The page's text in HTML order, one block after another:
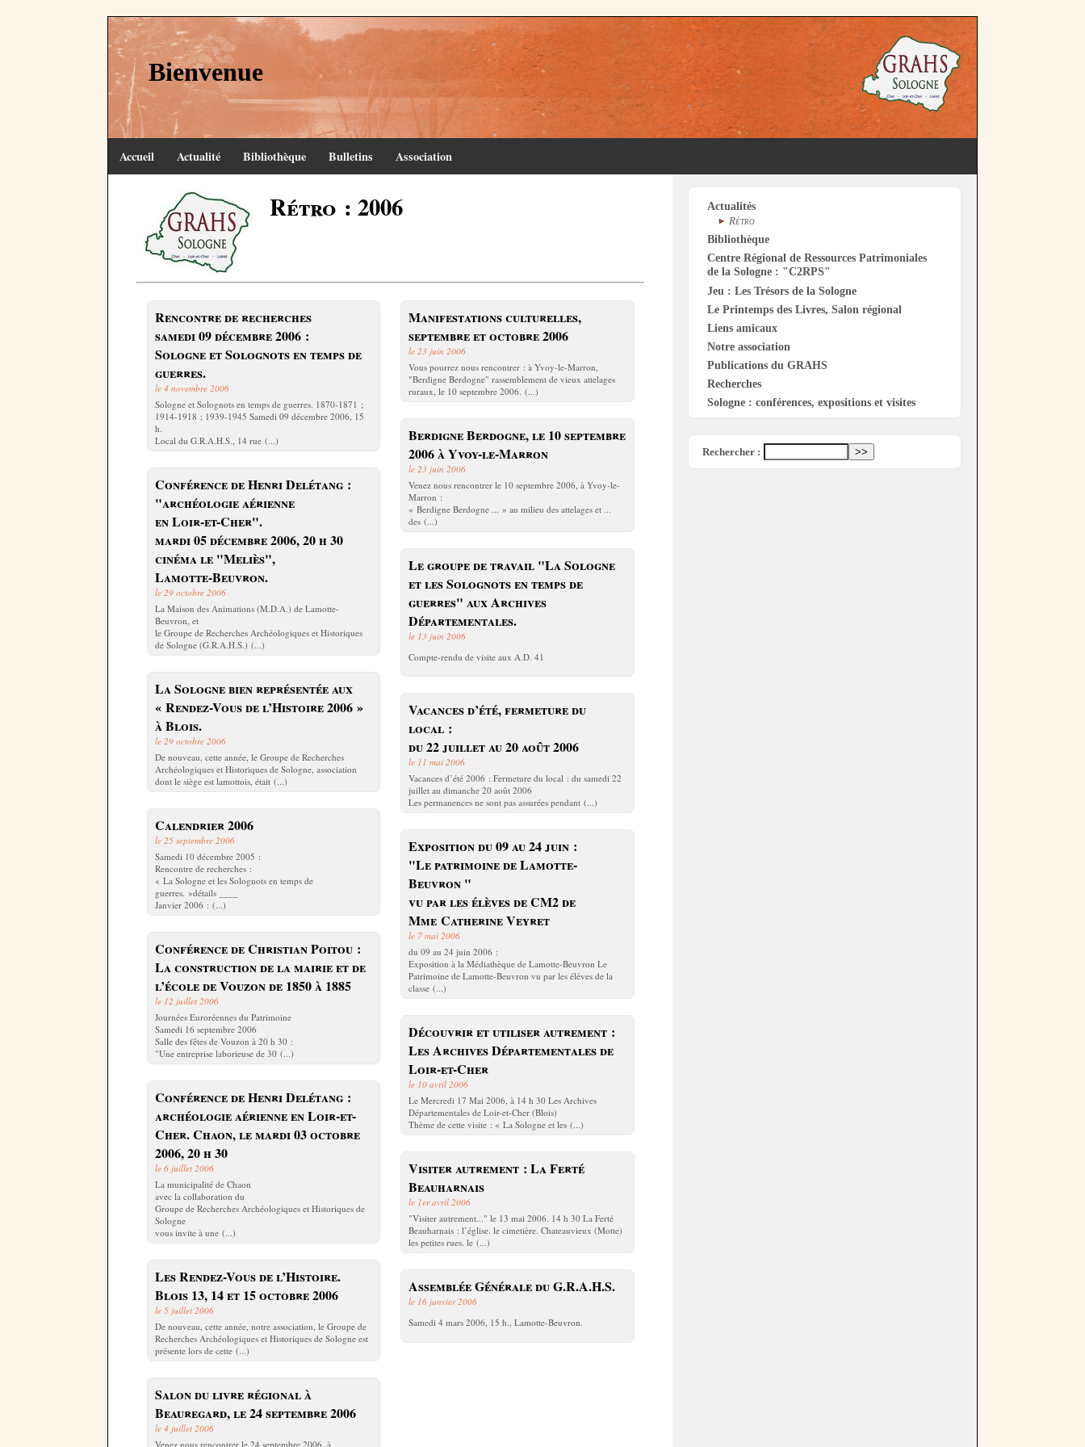
Bienvenue
Accueil Actualité Bibliothèque Bulletins Association
Rétro : 2006
Rencontre de recherches
samedi 09 décembre 2006 :
Sologne et Solognots en temps de
guerres.
le 4 novembre 2006
Sologne et Solognots en temps de guerres. 1870-1871 ;
1914-1918 ; 1939-1945 Samedi 09 décembre 2006, 15
h.
Local du G.R.A.H.S., 14 rue (...)
Conférence de Henri Delétang :
"archéologie aérienne
en Loir-et-Cher".
mardi 05 décembre 2006, 20 h 30
cinéma le "Meliès",
Lamotte-Beuvron.
le 29 octobre 2006
La Maison des Animations (M.D.A.) de Lamotte-
Beuvron, et
le Groupe de Recherches Archéologiques et Historiques
de Sologne (G.R.A.H.S.) (...)
La Sologne bien représentée aux
« Rendez-Vous de l’Histoire 2006 »
à Blois.
le 29 octobre 2006
De nouveau, cette année, le Groupe de Recherches
Archéologiques et Historiques de Sologne, association
dont le siège est lamottois, était (...)
Calendrier 2006
le 25 septembre 2006
Samedi 10 décembre 2005 :
Rencontre de recherches :
« La Sologne et les Solognots en temps de
guerres. »détails ____
Janvier 2006 : (...)
Conférence de Christian Poitou :
La construction de la mairie et de
l’école de Vouzon de 1850 à 1885
le 12 juillet 2006
Journées Euroréennes du Patrimoine
Samedi 16 septembre 2006
Salle des fêtes de Vouzon à 20 h 30 :
"Une entreprise laborieuse de 30 (...)
Conférence de Henri Delétang :
archéologie aérienne en Loir-et-
Cher. Chaon, le mardi 03 octobre
2006, 20 h 30
le 6 juillet 2006
La municipalité de Chaon
avec la collaboration du
Groupe de Recherches Archéologiques et Historiques de
Sologne
vous invite à une (...)
Les Rendez-Vous de l’Histoire.
Blois 13, 14 et 15 octobre 2006
le 5 juillet 2006
De nouveau, cette année, notre association, le Groupe de
Recherches Archéologiques et Historiques de Sologne est
présente lors de cette (...)
Salon du livre régional à
Beauregard, le 24 septembre 2006
le 4 juillet 2006
Venez nous rencontrer le 24 septembre 2006, à
Manifestations culturelles,
septembre et octobre 2006
le 23 juin 2006
Vous pourrez nous rencontrer : à Yvoy-le-Marron,
"Berdigne Berdogne" rassemblement de vieux attelages
ruraux, le 10 septembre 2006. (...)
Berdigne Berdogne, le 10 septembre
2006 à Yvoy-le-Marron
le 23 juin 2006
Venez nous rencontrer le 10 septembre 2006, à Yvoy-le-
Marron :
« Berdigne Berdogne ... » au milieu des attelages et ...
des (...)
Le groupe de travail "La Sologne
et les Solognots en temps de
guerres" aux Archives
Départementales.
le 13 juin 2006
Compte-rendu de visite aux A.D. 41
Vacances d’été, fermeture du
local :
du 22 juillet au 20 août 2006
le 11 mai 2006
Vacances d’été 2006 : Fermeture du local : du samedi 22
juillet au dimanche 20 août 2006
Les permanences ne sont pas assurées pendant (...)
Exposition du 09 au 24 juin :
"Le patrimoine de Lamotte-
Beuvron "
vu par les élèves de CM2 de
Mme Catherine Veyret
le 7 mai 2006
du 09 au 24 juin 2006 :
Exposition à la Médiathèque de Lamotte-Beuvron Le
Patrimoine de Lamotte-Beuvron vu par les éléves de la
classe (...)
Découvrir et utiliser autrement :
Les Archives Départementales de
Loir-et-Cher
le 10 avril 2006
Le Mercredi 17 Mai 2006, à 14 h 30 Les Archives
Départementales de Loir-et-Cher (Blois)
Thème de cette visite : « La Sologne et les (...)
Visiter autrement : La Ferté
Beauharnais
le 1er avril 2006
"Visiter autrement..." le 13 mai 2006. 14 h 30 La Ferté
Beauharnais : l’église. le cimetière. Chateauvieux (Motte)
les petites rues. le (...)
Assemblée Générale du G.R.A.H.S.
le 16 janvier 2006
Samedi 4 mars 2006, 15 h., Lamotte-Beuvron.
Actualités
Rétro
Bibliothèque
Centre Régional de Ressources Patrimoniales
de la Sologne : "C2RPS"
Jeu : Les Trésors de la Sologne
Le Printemps des Livres, Salon régional
Liens amicaux
Notre association
Publications du GRAHS
Recherches
Sologne : conférences, expositions et visites
Rechercher :